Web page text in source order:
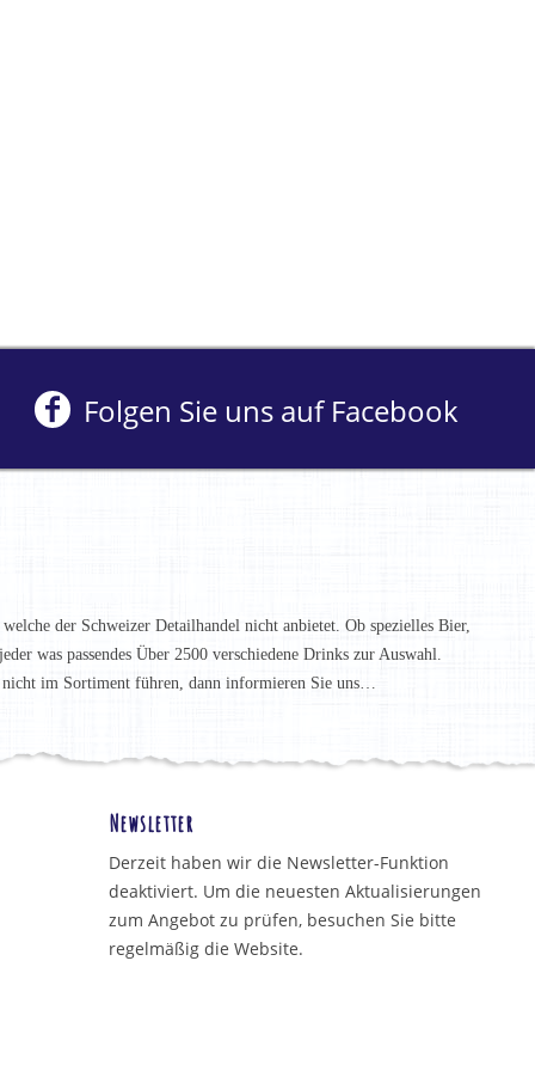
Folgen Sie uns auf Facebook
der Schweizer Detailhandel nicht anbietet. Ob spezielles Bier,
was passendes Über 2500 verschiedene Drinks zur Auswahl.
im Sortiment führen, dann informieren Sie uns…
Newsletter
Derzeit haben wir die Newsletter-Funktion
deaktiviert. Um die neuesten Aktualisierungen
zum Angebot zu prüfen, besuchen Sie bitte
regelmäßig die Website.